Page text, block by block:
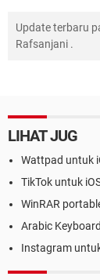
Update terbaru
Rafsanjani .
LIHAT JUG
Wattpad untuk
TikTok untuk
WinRAR
Arabic
Instagram